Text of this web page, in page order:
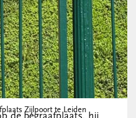
Zijlpoort te Leiden